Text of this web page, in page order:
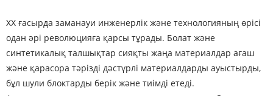
ХХ ғасырда заманауи инженерлік және технологияның өрісі
одан әрі революцияға қарсы тұрады. Болат және
синтетикалық талшықтар сияқты жаңа материалдар ағаш
және қарасора тәрізді дәстүрлі материалдарды ауыстырды,
бұл шули блоктарды берік және тиімді етеді.